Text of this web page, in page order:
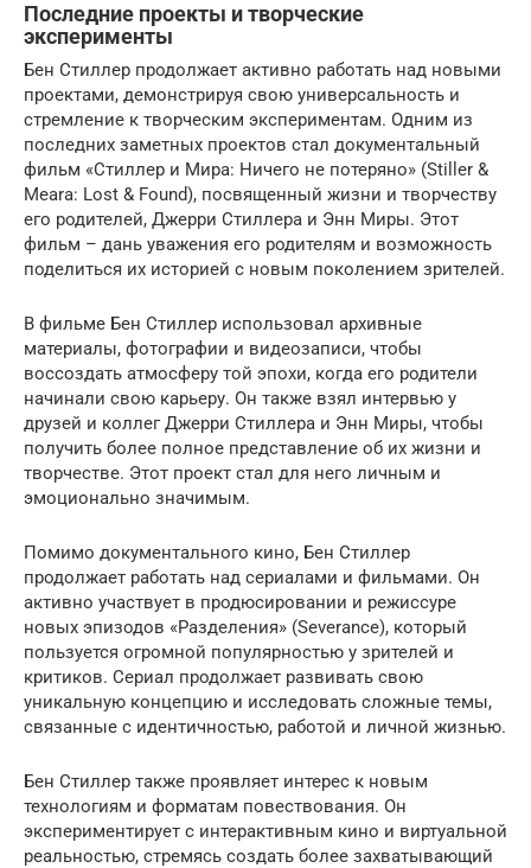
Последние проекты и творческие
эксперименты
Бен Стиллер продолжает активно работать над новыми
проектами, демонстрируя свою универсальность и
стремление к творческим экспериментам. Одним из
последних заметных проектов стал документальный
фильм «Стиллер и Мира: Ничего не потеряно» (Stiller &
Meara: Lost & Found), посвященный жизни и творчеству
его родителей, Джерри Стиллера и Энн Миры. Этот
фильм – дань уважения его родителям и возможность
поделиться их историей с новым поколением зрителей.
В фильме Бен Стиллер использовал архивные
материалы, фотографии и видеозаписи, чтобы
воссоздать атмосферу той эпохи, когда его родители
начинали свою карьеру. Он также взял интервью у
друзей и коллег Джерри Стиллера и Энн Миры, чтобы
получить более полное представление об их жизни и
творчестве. Этот проект стал для него личным и
эмоционально значимым.
Помимо документального кино, Бен Стиллер
продолжает работать над сериалами и фильмами. Он
активно участвует в продюсировании и режиссуре
новых эпизодов «Разделения» (Severance), который
пользуется огромной популярностью у зрителей и
критиков. Сериал продолжает развивать свою
уникальную концепцию и исследовать сложные темы,
связанные с идентичностью, работой и личной жизнью.
Бен Стиллер также проявляет интерес к новым
технологиям и форматам повествования. Он
экспериментирует с интерактивным кино и виртуальной
реальностью, стремясь создать более захватывающий